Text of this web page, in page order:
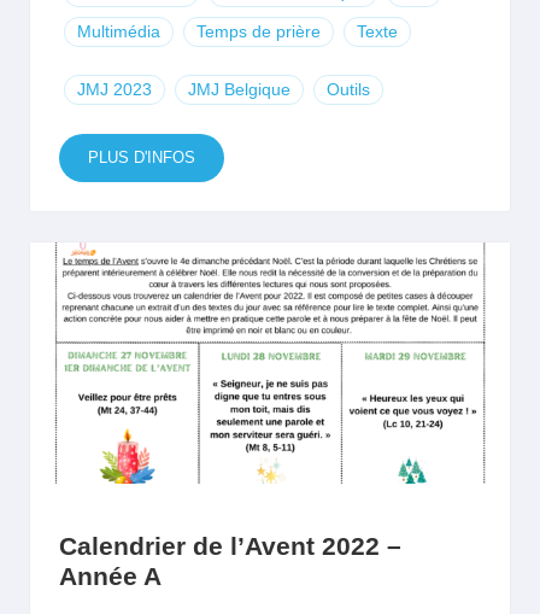
Multimédia Temps de prière Texte
JMJ 2023 JMJ Belgique Outils
PLUS D'INFOS
Calendrier de l’Avent 2022 –
Année A